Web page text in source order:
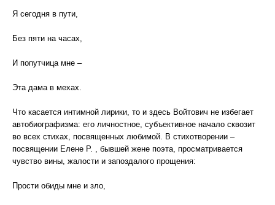
Я сегодня в пути,
Без пяти на часах,
И попутчица мне –
Эта дама в мехах.
Что касается интимной лирики, то и здесь Войтович не избегает
автобиографизма: его личностное, субъективное начало сквозит
во всех стихах, посвященных любимой. В стихотворении –
посвящении Елене Р. , бывшей жене поэта, просматривается
чувство вины, жалости и запоздалого прощения:
Прости обиды мне и зло,